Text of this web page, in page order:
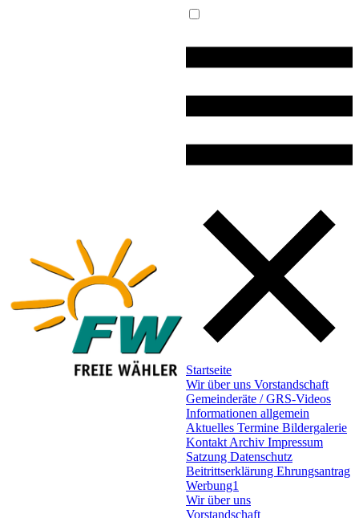
Startseite
Wir über uns Vorstandschaft
Gemeinderäte / GRS-Videos
Informationen allgemein
Aktuelles Termine Bildergalerie
Kontakt Archiv Impressum
Satzung Datenschutz
Beitrittserklärung Ehrungsantrag
Werbung1
Wir über uns
Vorstandschaft